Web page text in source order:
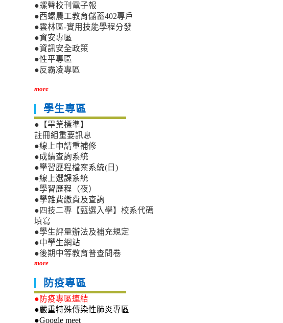
●螺聲校刊電子報
●西螺農工教育儲蓄402專戶
●雲林區-實用技能學程分發
●資安專區
●資訊安全政策
●性平專區
●反霸凌專區
more
學生專區
●【畢業標準】
註冊組重要訊息
●線上申請重補修
●成績查詢系統
●學習歷程檔案系統(日)
●線上選課系統
●學習歷程（夜）
●學雜費繳費及查詢
●四技二專【甄選入學】校系代碼
填寫
●學生評量辦法及補充規定
●中學生網站
●後期中等教育普查問卷
more
防疫專區
●防疫專區連結
●嚴重特殊傳染性肺炎專區
●Google meet